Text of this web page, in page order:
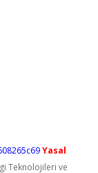
Yasal
Teknolojileri ve